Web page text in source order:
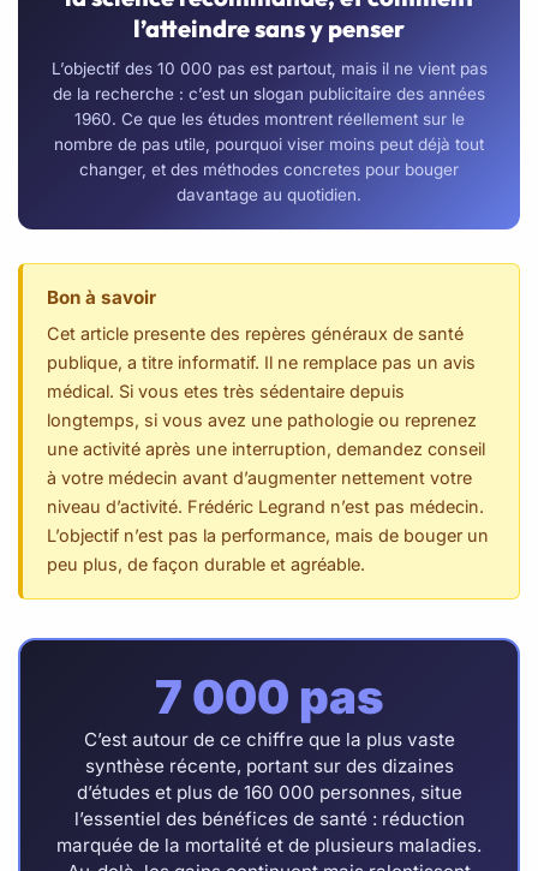
l’atteindre sans y penser
L’objectif des 10 000 pas est partout, mais il ne vient pas
de la recherche : c’est un slogan publicitaire des années
1960. Ce que les études montrent réellement sur le
nombre de pas utile, pourquoi viser moins peut déjà tout
changer, et des méthodes concretes pour bouger
davantage au quotidien.
Bon à savoir
Cet article presente des repères généraux de santé
publique, a titre informatif. Il ne remplace pas un avis
médical. Si vous etes très sédentaire depuis
longtemps, si vous avez une pathologie ou reprenez
une activité après une interruption, demandez conseil
à votre médecin avant d’augmenter nettement votre
niveau d’activité. Frédéric Legrand n’est pas médecin.
L’objectif n’est pas la performance, mais de bouger un
peu plus, de façon durable et agréable.
7 000 pas
C’est autour de ce chiffre que la plus vaste
synthèse récente, portant sur des dizaines
d’études et plus de 160 000 personnes, situe
l’essentiel des bénéfices de santé : réduction
marquée de la mortalité et de plusieurs maladies.